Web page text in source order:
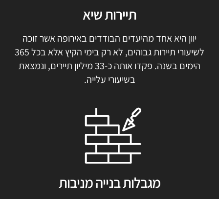
תיירות שיא
יוון היא אחד מהיעדים הבודדים באירופה אשר זוכה
לשיעורי תיירות גבוהים, לא רק בימי הקיץ אלא בכל 365
הימים בשנה. פקדו אותה כ-33 מיליון תיירים, ונמצאת
בשיעורי עלייה.
מגבלות בנייה מניבות